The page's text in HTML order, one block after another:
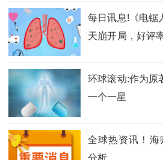
每日讯息!《电锯
天崩开局，好评
环球滚动:作为原
一个一星
全球热资讯！海